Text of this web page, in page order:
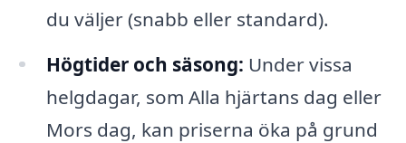
du väljer (snabb eller standard).
Högtider och säsong: Under vissa
helgdagar, som Alla hjärtans dag eller
Mors dag, kan priserna öka på grund